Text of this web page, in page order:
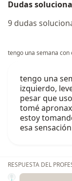
Dudas
9 dudas
tengo una semana con
tengo una
izquierdo,
pesar que
tomé
estoy
esa
RESPUESTA DEL